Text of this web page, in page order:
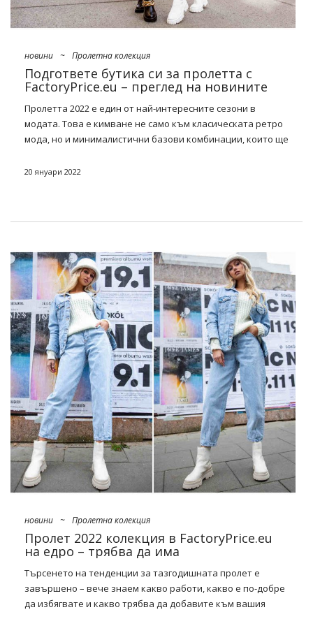
новини ~ Пролетна колекция
Подгответе бутика си за пролетта с
FactoryPrice.eu – преглед на новините
Пролетта 2022 е един от най-интересните сезони в
модата. Това е кимване не само към класическата ретро
мода, но и минималистични базови комбинации, които ще
преначертани аксесоари. Тя е предназначена да бъде
Най-новите модни тенденции или
подгответе бутика си за пролет
2022
След зима, пълна с уютни, удобни дрехи и ежедневен
стил, се връщаме към играта с форма и цвят.Подгответе
бутика си за дрехи за пролеттаna retro fasony i kroje, a
także wzory rodem z lat 60./70, które będą ożywiały niemal
każde zestawienie, niezależnie od okazji. Jakie są „pewniaki“
tego sezonu? Przejściowe płaszcze do kostek o szlafrokowym
kroju, …
20 януари 2022
новини ~ Пролетна колекция
Пролет 2022 колекция в FactoryPrice.eu
на едро – трябва да има
Търсенето на тенденции за тазгодишната пролет е
завършено – вече знаем какво работи, какво е по-добре
да избягвате и какво трябва да добавите към вашия